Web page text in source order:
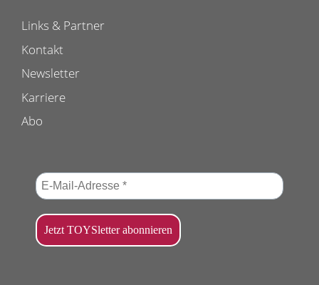
Links & Partner
Kontakt
Newsletter
Karriere
Abo